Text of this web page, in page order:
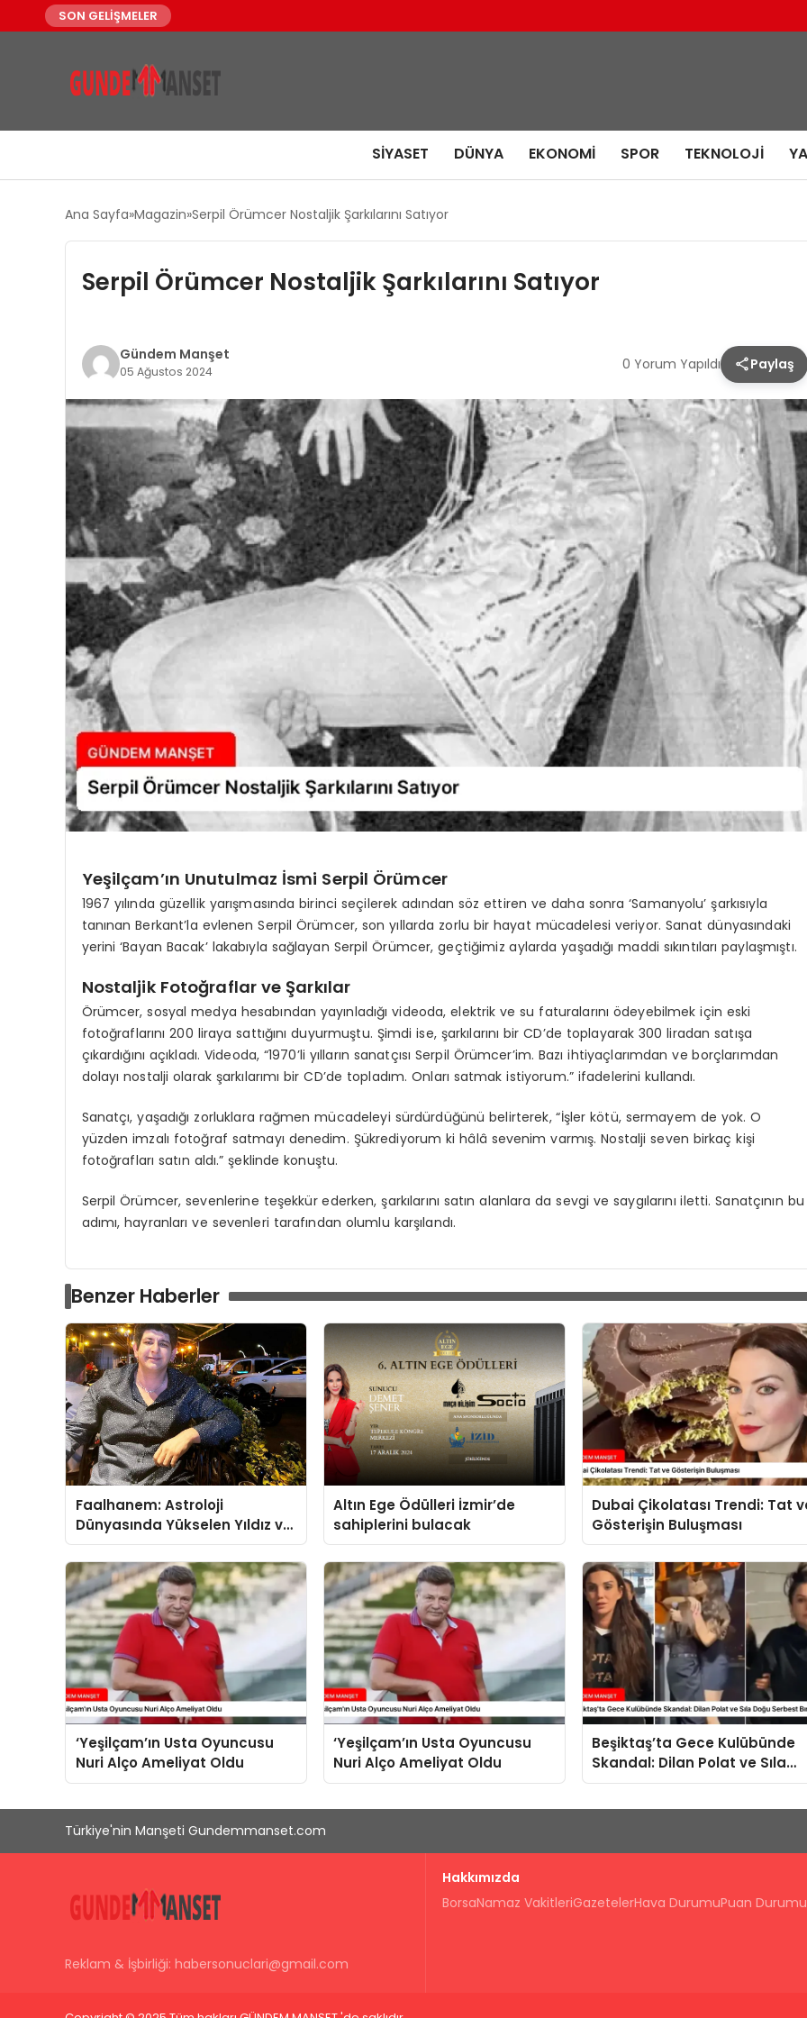
SON GELİŞMELER
SIYASET DÜNYA EKONOMI SPOR TEKNOLOJI
Ana Sayfa Magazin Serpil Örümcer Nostaljik Şarkılarını Satıyor
Serpil Örümcer Nostaljik Şarkılarını Satıyor
Gündem Manşet
05 Ağustos 2024 0 Yorum Yapıldı Paylaş
Yeşilçam’ın Unutulmaz İsmi Serpil Örümcer
1967 yılında güzellik yarışmasında birinci seçilerek adından söz ettiren ve daha sonra ‘Samanyolu’ şarkısıyla
tanınan Berkant’la evlenen Serpil Örümcer, son yıllarda zorlu bir hayat mücadelesi veriyor. Sanat dünyasındaki
yerini ‘Bayan Bacak’ lakabıyla sağlayan Serpil Örümcer, geçtiğimiz aylarda yaşadığı maddi sıkıntıları paylaşmıştı.
Nostaljik Fotoğraflar ve Şarkılar
Örümcer, sosyal medya hesabından yayınladığı videoda, elektrik ve su faturalarını ödeyebilmek için eski
fotoğraflarını 200 liraya sattığını duyurmuştu. Şimdi ise, şarkılarını bir CD’de toplayarak 300 liradan satışa
çıkardığını açıkladı. Videoda, “1970’li yılların sanatçısı Serpil Örümcer’im. Bazı ihtiyaçlarımdan ve borçlarımdan
dolayı nostalji olarak şarkılarımı bir CD’de topladım. Onları satmak istiyorum.” ifadelerini kullandı.
Sanatçı, yaşadığı zorluklara rağmen mücadeleyi sürdürdüğünü belirterek, “İşler kötü, sermayem de yok. O
yüzden imzalı fotoğraf satmayı denedim. Şükrediyorum ki hâlâ sevenim varmış. Nostalji seven birkaç kişi
fotoğrafları satın aldı.” şeklinde konuştu.
Serpil Örümcer, sevenlerine teşekkür ederken, şarkılarını satın alanlara da sevgi ve saygılarını iletti. Sanatçının bu
adımı, hayranları ve sevenleri tarafından olumlu karşılandı.
Benzer Haberler
Faalhanem: Astroloji
Dünyasında Yükselen Yıldız ve
Gizemli İlişkiler
Altın Ege Ödülleri İzmir’de
sahiplerini bulacak
Dubai Çikolatası Trendi: Tat
Gösterişin Buluşması
‘Yeşilçam’ın Usta Oyuncusu
Nuri Alço Ameliyat Oldu
‘Yeşilçam’ın Usta Oyuncusu
Nuri Alço Ameliyat Oldu
Beşiktaş’ta Gece Kulübünde
Skandal: Dilan Polat ve Sıla
Doğu Serbest Bırakıldı
Türkiye'nin Manşeti Gundemmanset.com
Reklam & İşbirliği: habersonuclari@gmail.com
Hakkımızda
BorsaNamaz VakitleriGazetelerHava DurumuPuan Durumu